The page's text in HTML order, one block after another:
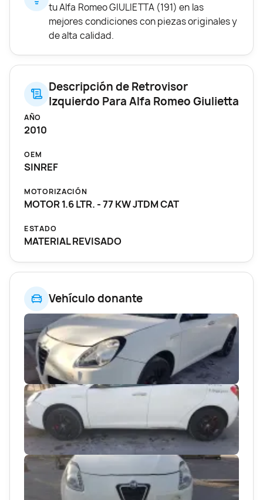
Vehículo donante
tu Alfa Romeo GIULIETTA (191) en las
mejores condiciones con piezas originales y
de alta calidad.
Descripción de Retrovisor
Izquierdo Para Alfa Romeo Giulietta
AÑO
2010
OEM
SINREF
MOTORIZACIÓN
MOTOR 1.6 LTR. - 77 KW JTDM CAT
ESTADO
MATERIAL REVISADO